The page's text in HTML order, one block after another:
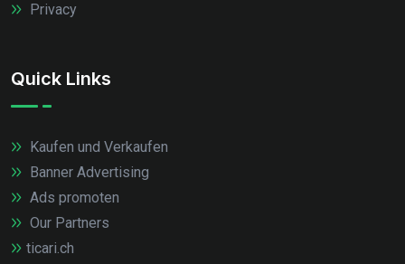
Privacy
Quick Links
Kaufen und Verkaufen
Banner Advertising
Ads promoten
Our Partners
ticari.ch